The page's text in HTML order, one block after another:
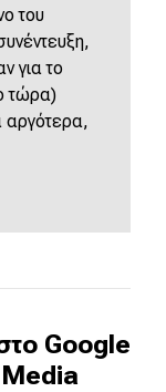
του
για το
τώρα)
αργότερα,
Google